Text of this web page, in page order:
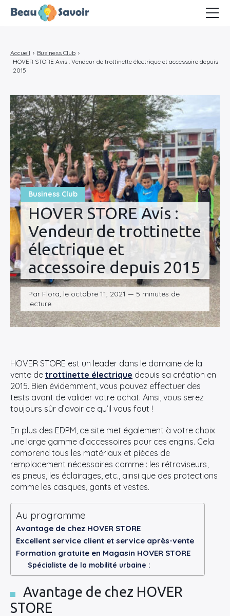
Business Club
HOVER STORE Avis :
Vendeur de trottinette
électrique et
accessoire depuis 2015
Par Flora, le octobre 11, 2021 — 5 minutes de
lecture
Accueil › Business Club ›
HOVER STORE Avis : Vendeur de trottinette électrique et accessoire depuis
2015
HOVER STORE est un leader dans le domaine de la
vente de trottinette électrique depuis sa création en
2015. Bien évidemment, vous pouvez effectuer des
tests avant de valider votre achat. Ainsi, vous serez
toujours sûr d’avoir ce qu’il vous faut !
En plus des EDPM, ce site met également à votre choix
une large gamme d’accessoires pour ces engins. Cela
comprend tous les matériaux et pièces de
remplacement nécessaires comme : les rétroviseurs,
les pneus, les éclairages, etc., ainsi que des protections
comme les casques, gants et vestes.
Au programme
Avantage de chez HOVER STORE
Excellent service client et service après-vente
Formation gratuite en Magasin HOVER STORE
Spécialiste de la mobilité urbaine :
Avantage de chez HOVER
STORE
Marketing Cartel